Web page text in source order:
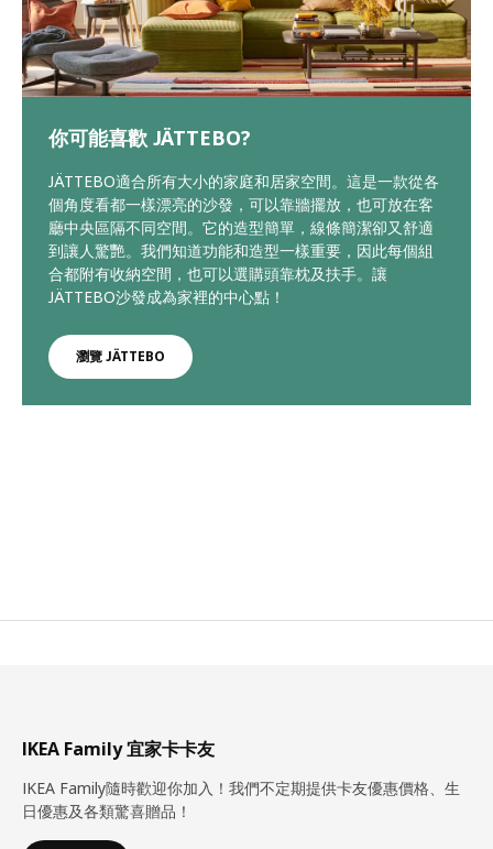
你可能喜歡 JÄTTEBO?
JÄTTEBO適合所有大小的家庭和居家空間。這是一款從各
個角度看都一樣漂亮的沙發，可以靠牆擺放，也可放在客
廳中央區隔不同空間。它的造型簡單，線條簡潔卻又舒適
到讓人驚艷。我們知道功能和造型一樣重要，因此每個組
合都附有收納空間，也可以選購頭靠枕及扶手。讓
JÄTTEBO沙發成為家裡的中心點！
瀏覽 JÄTTEBO
IKEA Family 宜家卡卡友
IKEA Family隨時歡迎你加入！我們不定期提供卡友優惠價格、生
日優惠及各類驚喜贈品！